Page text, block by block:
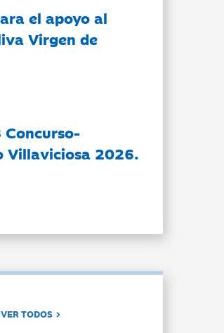
el apoyo al
Virgen de
Villaviciosa 2026.
VER TODOS